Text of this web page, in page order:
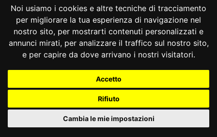
Noi usiamo i cookies e altre tecniche di tracciamento
per migliorare la tua esperienza di navigazione nel
nostro sito, per mostrarti contenuti personalizzati e
annunci mirati, per analizzare il traffico sul nostro sito,
e per capire da dove arrivano i nostri visitatori.
Accetto
Rifiuto
Cambia le mie impostazioni
soppressione di tale massimale, che viceversa
rimarrebbe in vigore solo per alcune categorie
di cittadini: coltivatori diretti (v.Ord.n.200/85
R.O.), cittadini non iscritti ad alcuna forma di
assistenza di cui all'art.63 l. n. 833 del 1978 (v.
67/84, 194/84, 394/84, 254/85, 290/85
) "lavoratori autonomi e
per i redditi di puro capitale per i quali
ultimi il Ministero della Sanità con decreto del
25 maggio1983 hasancito che il contribuente
non può superare il massimo di lire 2.500.000": il